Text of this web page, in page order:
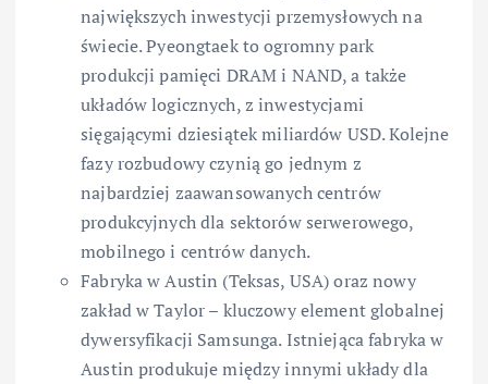
największych inwestycji przemysłowych na
świecie. Pyeongtaek to ogromny park
produkcji pamięci DRAM i NAND, a także
układów logicznych, z inwestycjami
sięgającymi dziesiątek miliardów USD. Kolejne
fazy rozbudowy czynią go jednym z
najbardziej zaawansowanych centrów
produkcyjnych dla sektorów serwerowego,
mobilnego i centrów danych.
Fabryka w Austin (Teksas, USA) oraz nowy
zakład w Taylor – kluczowy element globalnej
dywersyfikacji Samsunga. Istniejąca fabryka w
Austin produkuje między innymi układy dla